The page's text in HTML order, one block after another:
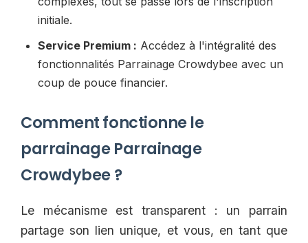
initiale.
Service Premium : Accédez à l'intégralité des
fonctionnalités Parrainage Crowdybee avec un
coup de pouce financier.
Comment fonctionne le
parrainage Parrainage
Crowdybee ?
Le mécanisme est transparent : un parrain
partage son lien unique, et vous, en tant que